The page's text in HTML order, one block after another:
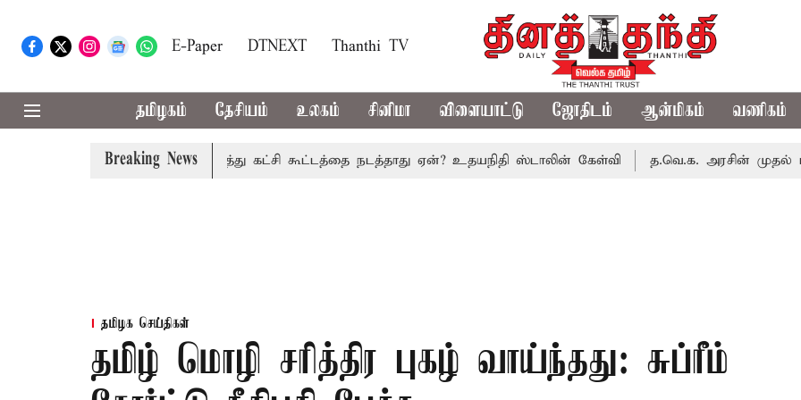
E-Paper DTNEXT Thanthi TV
தமிழகம் தேசியம் உலகம் சினிமா விளையாட்டு ஜோதிடம் ஆன்மிகம் வணிகம்
Breaking News
தமிழகத்தில் அனைத்து கட்சி கூட்டத்தை நடத்தாது ஏன்? உதயநிதி ஸ்டாலின் கேள்வி த.வெ.க. அரசின் முதல் பட்ஜெட்:
தமிழக செய்திகள்
தமிழ் மொழி சரித்திர புகழ் வாய்ந்தது: சுப்ரீம்